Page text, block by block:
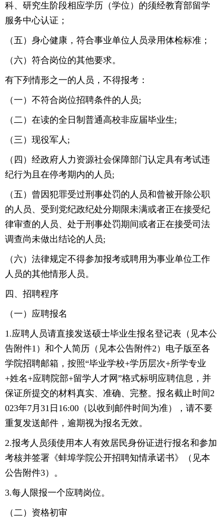
科、研究生阶段相应学历（学位）的须经教育部留学
服务中心认证；
（五）身心健康，符合事业单位人员录用体检标准；
（六）符合岗位的其他要求。
有下列情形之一的人员，不得报考：
（一）不符合岗位招聘条件的人员;
（二）在读的全日制普通高校非应届毕业生;
（三）现役军人;
（四）经政府人力资源社会保障部门认定具有考试违
纪行为且在停考期内的人员;
（五）曾因犯罪受过刑事处罚的人员和曾被开除公职
的人员、受到党纪政纪处分期限未满或者正在接受纪
律审查的人员、处于刑事处罚期间或者正在接受司法
调查尚未做出结论的人员;
（六）法律规定不得参加报考或聘用为事业单位工作
人员的其他情形人员。
四、招聘程序
（一）应聘报名
1.应聘人员请直接发送硕士毕业生报名登记表（见本公
告附件1）和个人简历（见本公告附件2）电子版至各
学院招聘邮箱，按照“毕业学校+学历层次+所学专业
+姓名+应聘院部+留学人才网”格式标明应聘信息，并
保证所提交的材料真实、准确、完整。报名截止时间2
023年7月31日16:00（以收到邮件时间为准），请不要
重复发送邮件，逾期视为报名无效。
2.报考人员须使用本人有效居民身份证进行报名和参加
考核并签署《蚌埠学院公开招聘知情承诺书》（见本
公告附件3）。
3.每人限报一个应聘岗位。
（二）资格初审